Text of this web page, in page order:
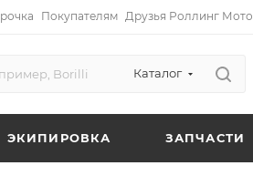
Покупателям Друзья Роллинг Мото
Каталог
ЭКИПИРОВКА ЗАПЧАСТИ